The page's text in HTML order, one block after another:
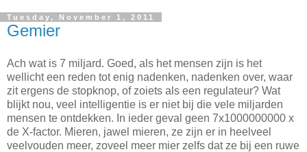
Tuesday, November 1, 2011
Gemier
Ach wat is 7 miljard. Goed, als het mensen zijn is het
wellicht een reden tot enig nadenken, nadenken over, waar
zit ergens de stopknop, of zoiets als een regulateur? Wat
blijkt nou, veel intelligentie is er niet bij die vele miljarden
mensen te ontdekken. In ieder geval geen 7x1000000000 x
de X-factor. Mieren, jawel mieren, ze zijn er in heelveel
veelvouden meer, zoveel meer mier zelfs dat ze bij een ruwe